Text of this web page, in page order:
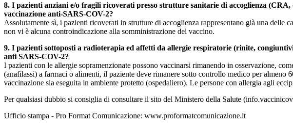
8. I pazienti anziani e/o fragili ricoverati presso strutture sanitarie di accoglienza
vaccinazione anti-SARS-COV-2?
Assolutamente sì, i pazienti ricoverati in strutture di accoglienza rappresentano già una
non vi è alcuna controindicazione alla somministrazione del vaccino.
9. I pazienti sottoposti a radioterapia ed affetti da allergie respiratorie (rinite,
anti SARS-COV-2?
I pazienti con le allergie sopramenzionate possono vaccinarsi rimanendo in osservazione,
(anafilassi) a farmaci o alimenti, il paziente deve rimanere sotto controllo medico per almeno
vaccinazione sia eseguita in ambiente protetto (ospedaliero). Le persone con allergia agli
Per qualsiasi dubbio si consiglia di consultare il sito del Ministero della Salute
Ufficio stampa - Pro Format Comunicazione: www.proformatcomunicazione.it